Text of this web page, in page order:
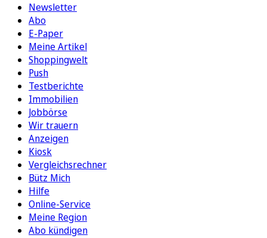
Newsletter
Abo
E-Paper
Meine Artikel
Shoppingwelt
Push
Testberichte
Immobilien
Jobbörse
Wir trauern
Anzeigen
Kiosk
Vergleichsrechner
Bütz Mich
Hilfe
Online-Service
Meine Region
Abo kündigen